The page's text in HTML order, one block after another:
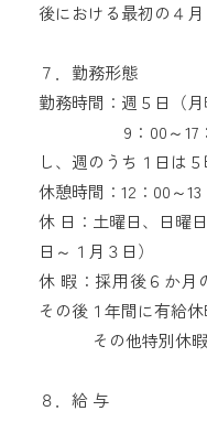
後における最初の４月
７．勤務形態
勤務時間：週５日（
9：00～17：00
し、週のうち１日は５
休憩時間：12：00～13
休 日：土曜日、日曜
日～１月３日）
休 暇：採用後６か月
その後１年間に有給
その他特別休暇
８．給 与